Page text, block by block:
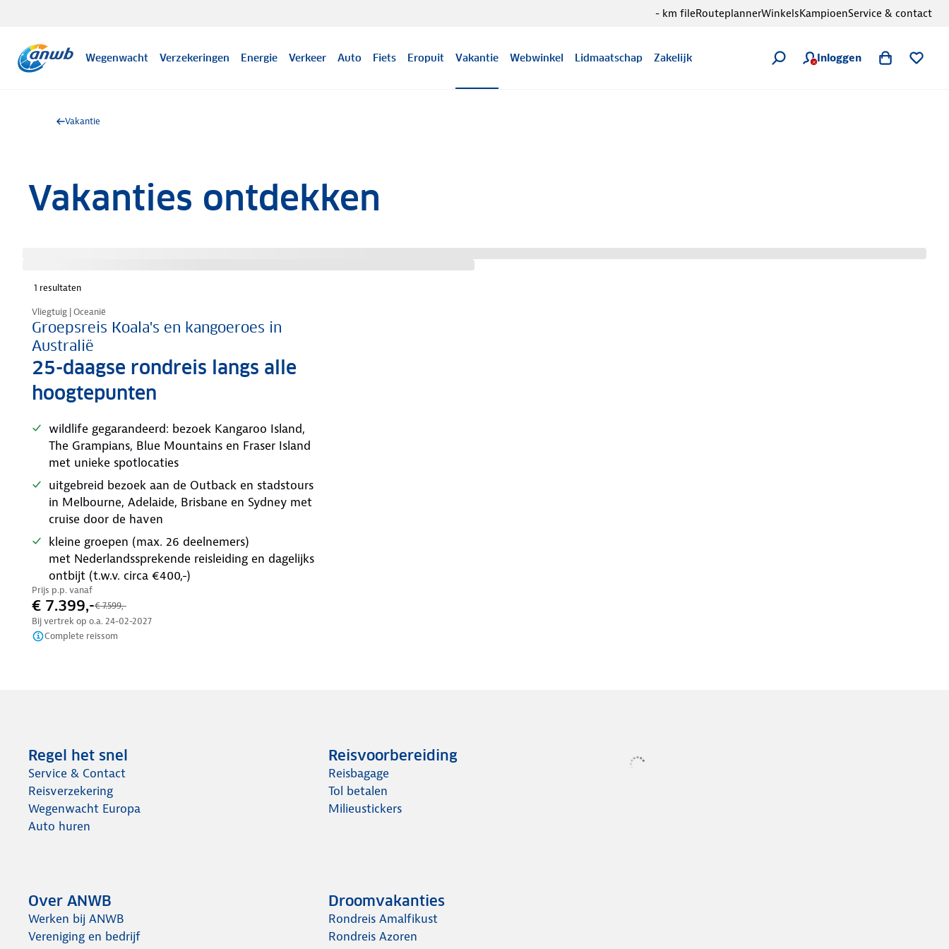
Wegenwacht Verzekeringen Energie Verkeer Auto Fiets Eropuit Vakantie Webwinkel Lidmaatschap Zakelijk Inloggen
- km fileRouteplannerWinkelsKampioenService & contact
Vakantie
Vakanties ontdekken
1 resultaten
Nazomer korting
Vliegtuig | Oceanië
Groepsreis Koala's en kangoeroes in
Australië
25-daagse rondreis langs alle
hoogtepunten
wildlife gegarandeerd: bezoek Kangaroo Island,
The Grampians, Blue Mountains en Fraser Island
met unieke spotlocaties
uitgebreid bezoek aan de Outback en stadstours
in Melbourne, Adelaide, Brisbane en Sydney met
cruise door de haven
kleine groepen (max. 26 deelnemers)
met Nederlandssprekende reisleiding en dagelijks
ontbijt (t.w.v. circa €400,-)
Prijs p.p. vanaf
€ 7.399,-€ 7.599,-
Bij vertrek op o.a. 24-02-2027
Complete reissom
Regel het snel
Service & Contact
Reisverzekering
Wegenwacht Europa
Auto huren
Reisvoorbereiding
Reisbagage
Tol betalen
Milieustickers
Over ANWB
Werken bij ANWB
Vereniging en bedrijf
Droomvakanties
Rondreis Amalfikust
Rondreis Azoren